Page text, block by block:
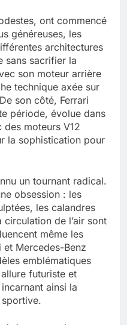
ont commencé
généreuses, les
architectures
sans sacrifier la
son moteur arrière
technique axée sur
son côté, Ferrari
période, évolue dans
moteurs V12
la sophistication pour
un tournant radical.
obsession : les
les calandres
de l’air sont
même les
et Mercedes-Benz
emblématiques
futuriste et
ainsi la
sportive.